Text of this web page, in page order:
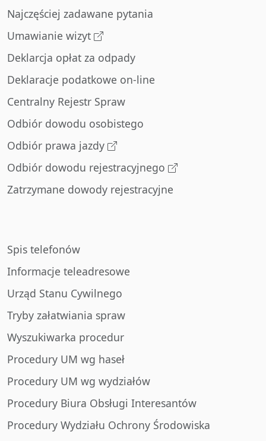
Najczęściej zadawane pytania
Umawianie wizyt
Deklarcja opłat za odpady
Deklaracje podatkowe on-line
Centralny Rejestr Spraw
Odbiór dowodu osobistego
Odbiór prawa jazdy
Odbiór dowodu rejestracyjnego
Zatrzymane dowody rejestracyjne
Spis telefonów
Informacje teleadresowe
Urząd Stanu Cywilnego
Tryby załatwiania spraw
Wyszukiwarka procedur
Procedury UM wg haseł
Procedury UM wg wydziałów
Procedury Biura Obsługi Interesantów
Procedury Wydziału Ochrony Środowiska